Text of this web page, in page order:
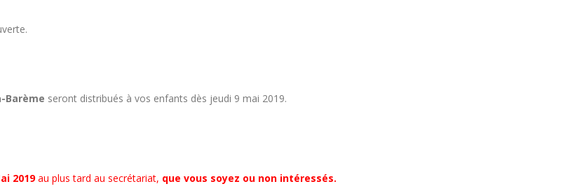
Barème seront distribués à vos enfants dès jeudi 9 mai 2019.
2019au plus tard au secrétariat, que vous soyez ou non intéressés.